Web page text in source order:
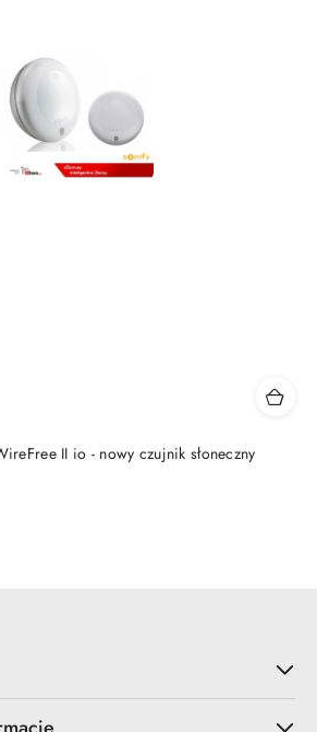
II io - nowy czujnik słoneczny